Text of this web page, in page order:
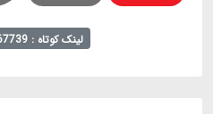
لینک کوتاه : https://arteshesorkh.com/p/167739